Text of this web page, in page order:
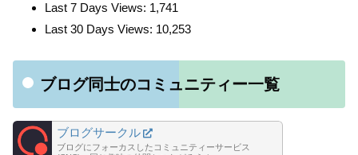
Last 7 Days Views: 1,741
Last 30 Days Views: 10,253
ブログ同士のコミュニティー一覧
ブログサークル
ブログにフォーカスしたコミュニティーサービス